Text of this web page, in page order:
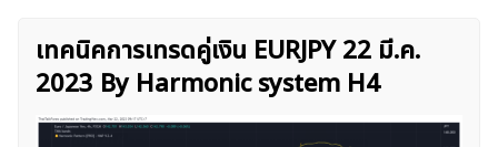
เทคนิคการเทรดคู่เงิน EURJPY 22 มี.ค.
2023 By Harmonic system H4